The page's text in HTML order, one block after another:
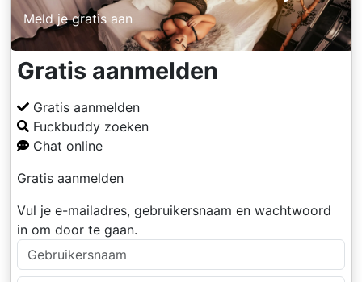
Meld je gratis aan
Gratis aanmelden
Gratis aanmelden
Fuckbuddy zoeken
Chat online
Gratis aanmelden
Vul je e-mailadres, gebruikersnaam en wachtwoord
in om door te gaan.